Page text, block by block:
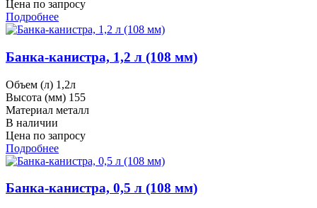
Цена по запросу
Подробнее
Банка-канистра, 1,2 л (108 мм)
Объем (л) 1,2л
Высота (мм) 155
Материал металл
В наличии
Цена по запросу
Подробнее
Банка-канистра, 0,5 л (108 мм)